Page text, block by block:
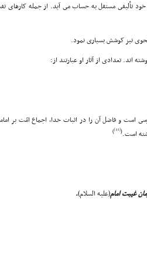
تألیفى مستقل به حساب مى آید. از جمله
نیز کوشش بسیارى نمود.
است.(
[41]
)
(علیه السلام).